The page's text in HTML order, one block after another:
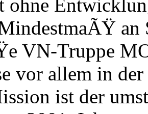
ohne
VN-Truppe
vor allem in
ist der